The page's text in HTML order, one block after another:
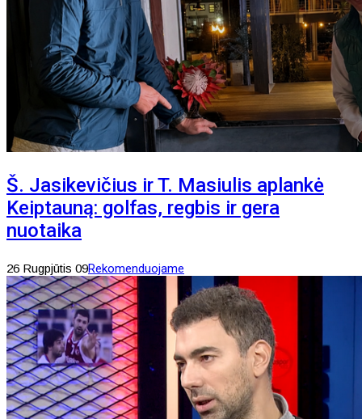
Š. Jasikevičius ir T. Masiulis aplankė
Keiptauną: golfas, regbis ir gera
nuotaika
26 Rugpjūtis 09Rekomenduojame